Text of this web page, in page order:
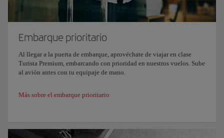
Embarque prioritario
Al llegar a la puerta de embarque, aprovéchate de viajar en clase
Turista Premium, embarcando con prioridad en nuestros vuelos. Sube
al avión antes con tu equipaje de mano.
Más sobre el embarque prioritario